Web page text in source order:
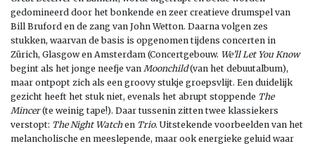
gedomineerd door het bonkende en zeer creatieve drumspel van
Bill Bruford en de zang van John Wetton. Daarna volgen zes
stukken, waarvan de basis is opgenomen tijdens concerten in
Zürich, Glasgow en Amsterdam (Concertgebouw. We’ll Let You Know
begint als het jonge neefje van Moonchild(van het debuutalbum),
maar ontpopt zich als een groovy stukje groepsvlijt. Een duidelijk
gezicht heeft het stuk niet, evenals het abrupt stoppende The
Mincer(te weinig tape!). Daar tussenin zitten twee klassiekers
verstopt: The Night Watchen Trio. Uitstekende voorbeelden van het
melancholische en meeslepende, maar ook energieke geluid waar